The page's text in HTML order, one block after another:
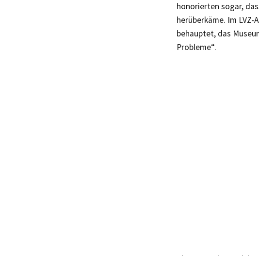
honorierten sogar,
herüberkäme. Im
behauptet, das
Probleme“.